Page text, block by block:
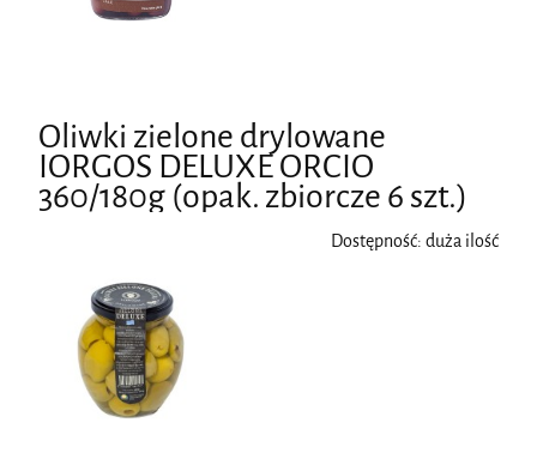
Oliwki zielone drylowane
IORGOS DELUXE ORCIO
360/180g (opak. zbiorcze 6 szt.)
Dostępność: duża ilość